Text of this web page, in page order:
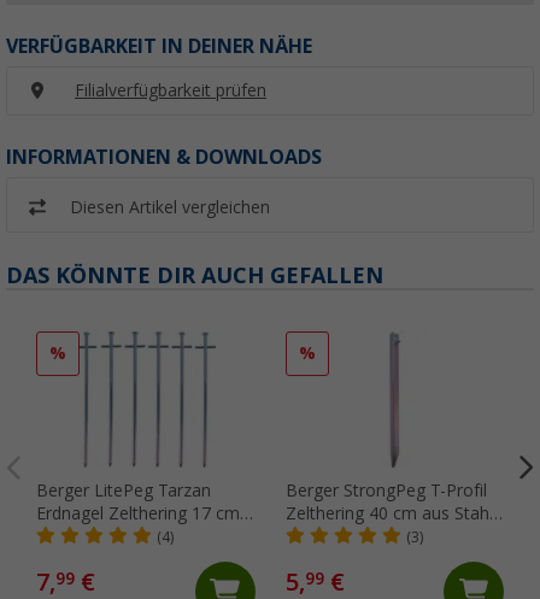
VERFÜGBARKEIT IN DEINER NÄHE
Filialverfügbarkeit prüfen
INFORMATIONEN & DOWNLOADS
Diesen Artikel vergleichen
DAS KÖNNTE DIR AUCH GEFALLEN
%
Berger LitePeg Tarzan
Erdnagel Zelthering 17 cm
aus Stahl für weiche Böden,
(4)
7,99 €
%
Berger StrongPeg T-Profil
Zelthering 40 cm aus Stahl
für harte Böden (1 Stück)
(3)
5,99€